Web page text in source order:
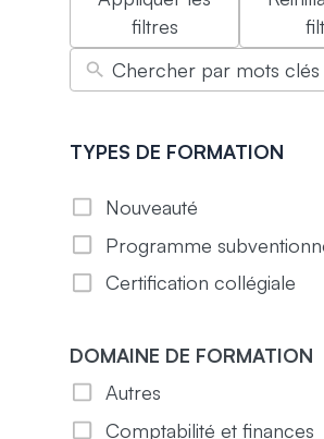
filtres
TYPES DE FORMATION
Nouveauté
Programme
Certification collégiale
DOMAINE DE FORMATION
Autres
Comptabilité et finances